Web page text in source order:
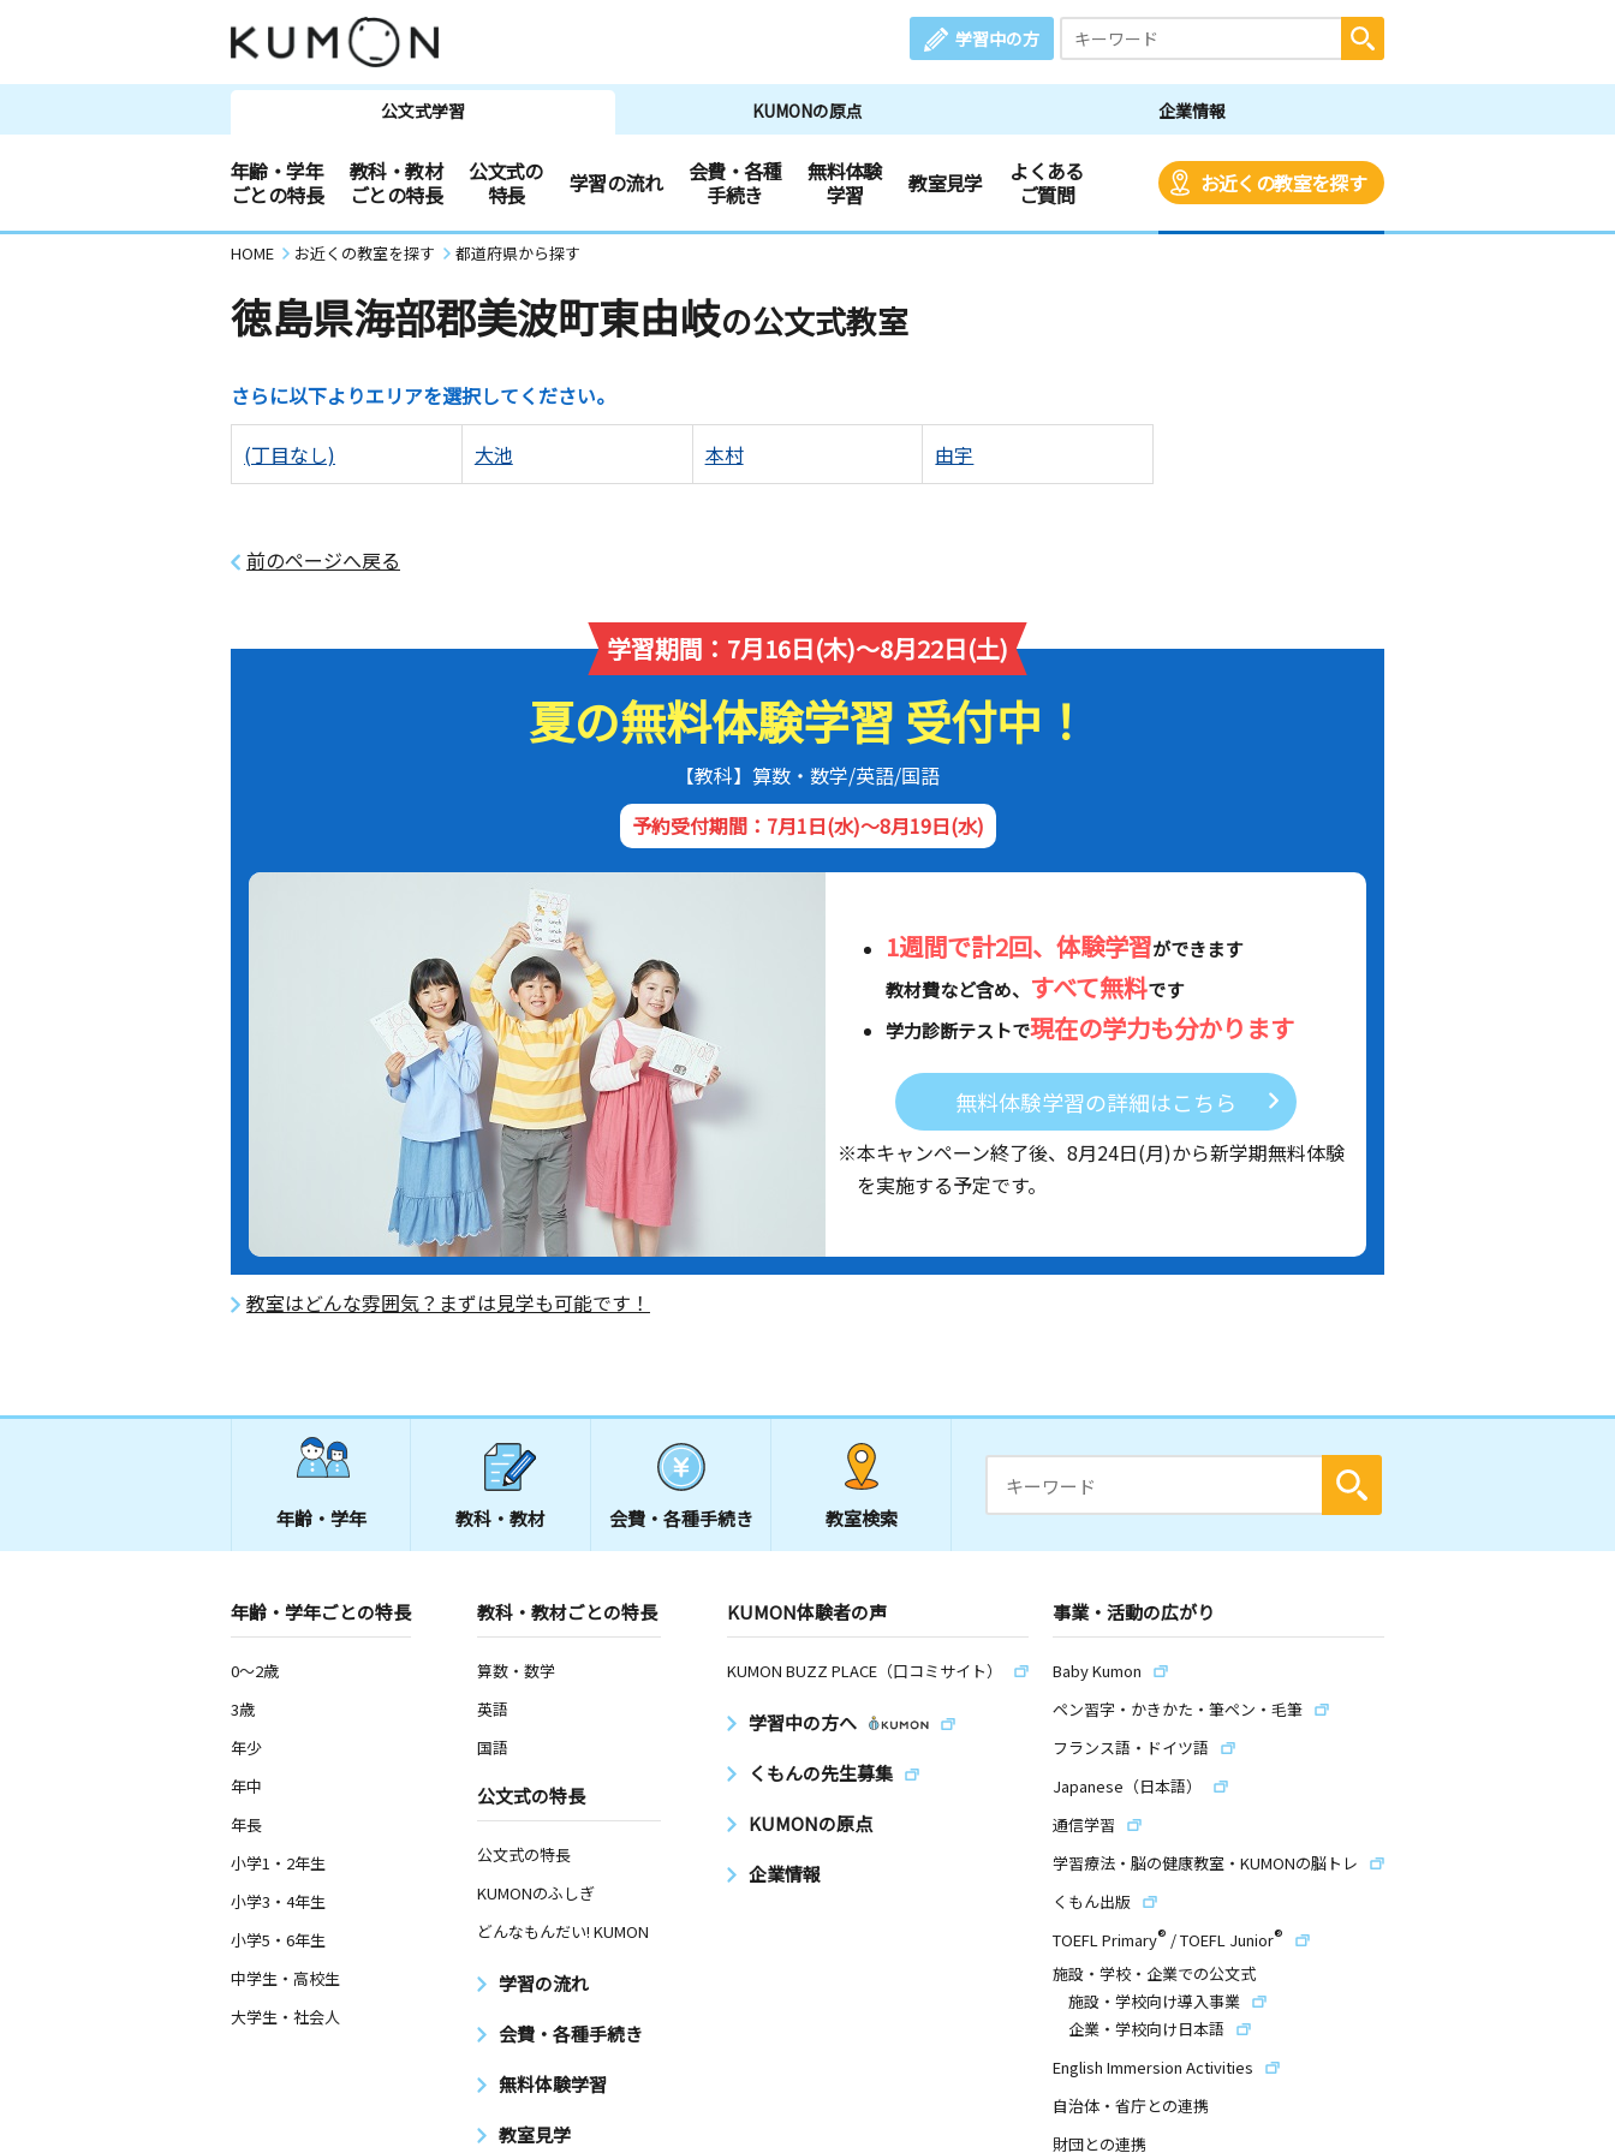
学習中の方
公文式学習 KUMONの原点 企業情報
年齢・学年
ごとの特長
教科・教材
ごとの特長
公文式の
特長
学習の流れ
会費・各種
手続き
無料体験
学習
教室見学
よくある
ご質問
お近くの教室を探す
HOME お近くの教室を探す 都道府県から探す
徳島県海部郡美波町東由岐の公文式教室
さらに以下よりエリアを選択してください。
(丁目なし) 大池 本村 由宇
前のページへ戻る
学習期間：7月16日(木)～8月22日(土)
夏の無料体験学習 受付中！
【教科】算数・数学/英語/国語
予約受付期間：7月1日(水)～8月19日(水)
1週間で計2回、体験学習ができます
教材費など含め、 すべて無料です
学力診断テストで現在の学力も分かります
無料体験学習の詳細はこちら
※本キャンペーン終了後、 8月24日(月)から新学期無料体験
を実施する予定です。
教室はどんな雰囲気？まずは見学も可能です！
年齢・学年 教科・教材 会費・ 各種手続き 教室検索
年齢・学年ごとの特長
0～2歳
3歳
年少
年中
年長
小学1・2年生
小学3・4年生
小学5・6年生
中学生・高校生
大学生・社会人
教科・教材ごとの特長
算数・数学
英語
国語
公文式の特長
公文式の特長
KUMONのふしぎ
どんなもんだい! KUMON
学習の流れ
会費・各種手続き
無料体験学習
教室見学
KUMON体験者の声
KUMON BUZZ PLACE（口コミサイト）
学習中の方へ
くもんの先生募集
KUMONの原点
企業情報
事業・活動の広がり
Baby Kumon
ペン習字・かきかた・筆ペン・毛筆
フランス語・ドイツ語
Japanese（日本語）
通信学習
学習療法・脳の健康教室・KUMONの脳トレ
くもん出版
TOEFL Primary® /TOEFL Junior®
施設・学校・企業での公文式
施設・学校向け導入事業
企業・学校向け日本語
English Immersion Activities
自治体・省庁との連携
財団との連携